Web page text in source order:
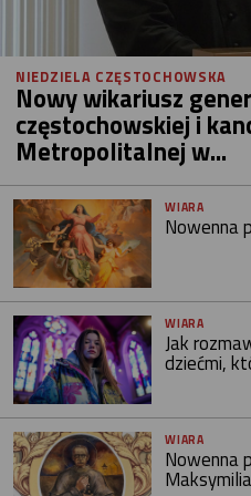
NIEDZIELA CZĘSTOCHOWSKA
Nowy wikariusz
częstochowskiej i
Metropolitalnej w...
WIARA
Nowenna
WIARA
Jak
dziećmi,
WIARA
Nowenna